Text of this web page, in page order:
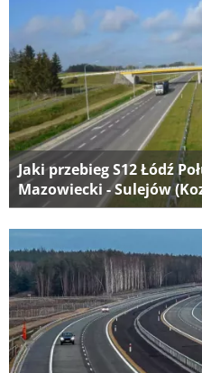
Jaki przebieg S12 Łódź
Mazowiecki - Sulejów